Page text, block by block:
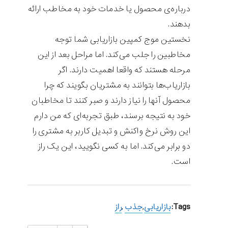
درباره‌ی محصول یا خدمات خود به مخاطب ارائه
بدهند.
نخستین موج کمپین بازاریابی شما توجه
مخاطبین را جلب می‌کند. اما مراحل بعد از این
مرحله هستند که واقعا اهمیت دارند. اگر
بازاریاب‌ها بتوانند به مشتریان بگویند که چرا
محصول آنها را نیاز دارند و صبر کنند تا مخاطبان
خود به نتیجه برسند، طبق تجربه‌ای که من دارم
این روش نرخ واکنش و تبدیل کاربر به مشتری را
دو برابر می‌کند. اما به کسی نگویید، این یک راز
است.
Tags: بازاریابی,جذب ,راز